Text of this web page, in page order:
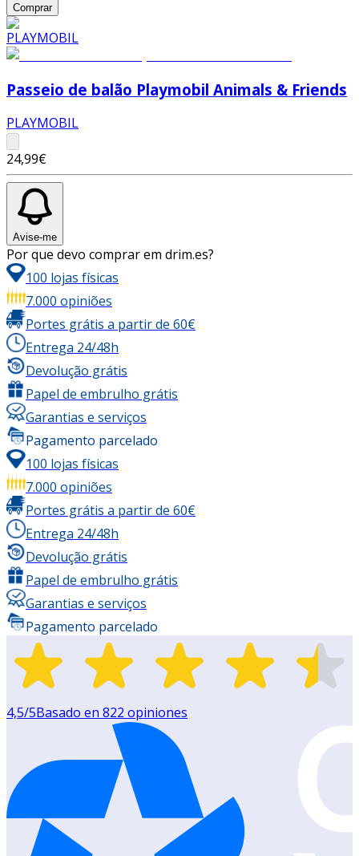
Comprar
Passeio de balão Playmobil Animals & Friends
PLAYMOBIL
24,99€
Avise-me
Por que devo comprar em drim.es?
100 lojas físicas
7.000 opiniões
Portes grátis a partir de 60€
Entrega 24/48h
Devolução grátis
Papel de embrulho grátis
Garantias e serviços
Pagamento parcelado
100 lojas físicas
7.000 opiniões
Portes grátis a partir de 60€
Entrega 24/48h
Devolução grátis
Papel de embrulho grátis
Garantias e serviços
Pagamento parcelado
4,5/5Basado en 822 opiniones